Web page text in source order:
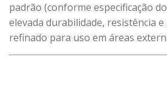
padrão (conforme especificação
elevada durabilidade, resistência
refinado para uso em áreas